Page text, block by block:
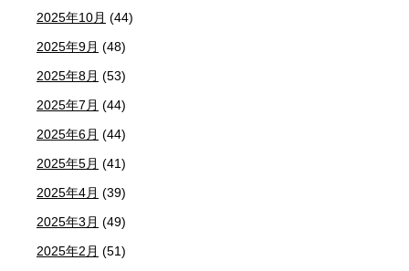
2025年10月 (44)
2025年9月 (48)
2025年8月 (53)
2025年7月 (44)
2025年6月 (44)
2025年5月 (41)
2025年4月 (39)
2025年3月 (49)
2025年2月 (51)